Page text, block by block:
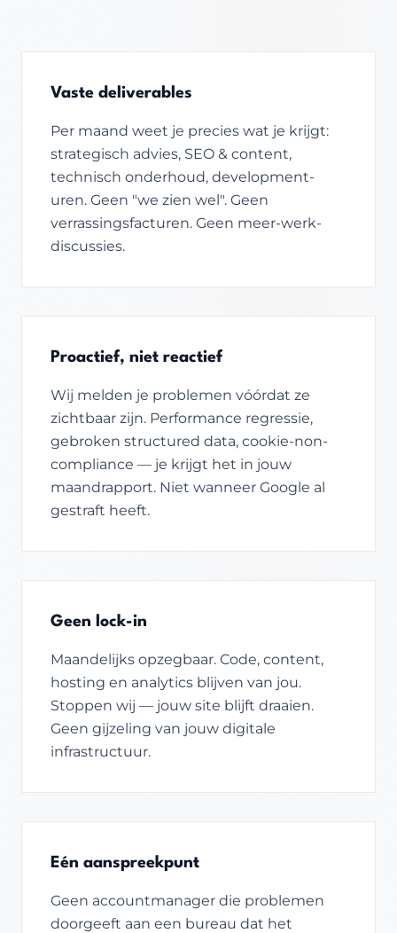
Vaste deliverables
Per maand weet je precies wat je krijgt:
strategisch advies, SEO & content,
technisch onderhoud, development-
uren. Geen "we zien wel". Geen
verrassings­facturen. Geen meer-werk-
discussies.
Proactief, niet reactief
Wij melden je problemen vóórdat ze
zichtbaar zijn. Performance regressie,
gebroken structured data, cookie-non-
compliance — je krijgt het in jouw
maandrapport. Niet wanneer Google al
gestraft heeft.
Geen lock-in
Maandelijks opzegbaar. Code, content,
hosting en analytics blijven van jou.
Stoppen wij — jouw site blijft draaien.
Geen gijzeling van jouw digitale
infrastructuur.
Eén aanspreekpunt
Geen accountmanager die problemen
doorgeeft aan een bureau dat het